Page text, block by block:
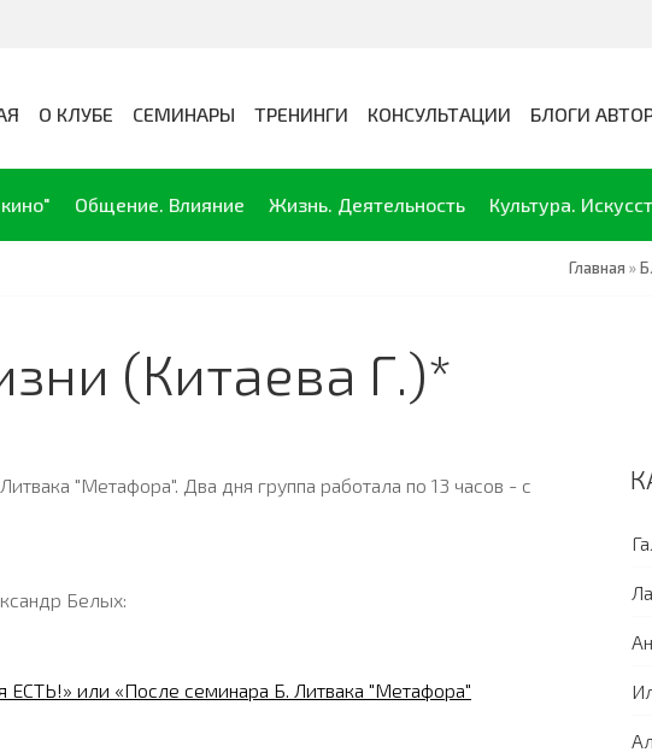
О КЛУБЕ СЕМИНАРЫ ТРЕНИНГИ КОНСУЛЬТАЦИИ БЛОГИ
Общение. Влияние Жизнь. Деятельность Культура.
Главная »
(Китаева Г.)*
"Метафора". Два дня группа работала по 13 часов - с
Белых:
ЕСТЬ!» или «После семинара Б. Литвака "Метафора"